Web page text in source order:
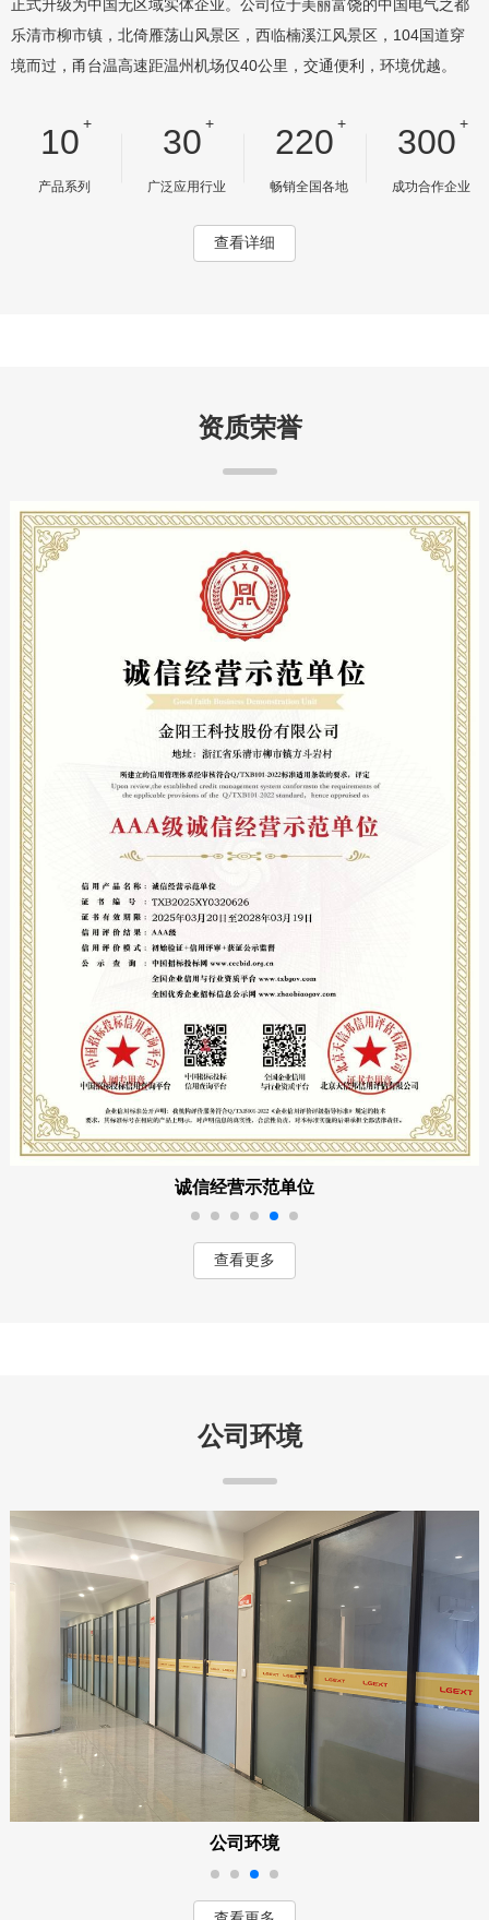
正式升级为中国无区域实体企业。公司位于美丽富饶的中国电气之都
乐清市柳市镇，北倚雁荡山风景区，西临楠溪江风景区，104国道穿
境而过，甬台温高速距温州机场仅40公里，交通便利，环境优越。
10 +
产品系列
30 +
广泛应用行业
220 +
畅销全国各地
300 +
成功合作企业
查看详细
资质荣誉
诚信经营示范单位
查看更多
公司环境
公司环境